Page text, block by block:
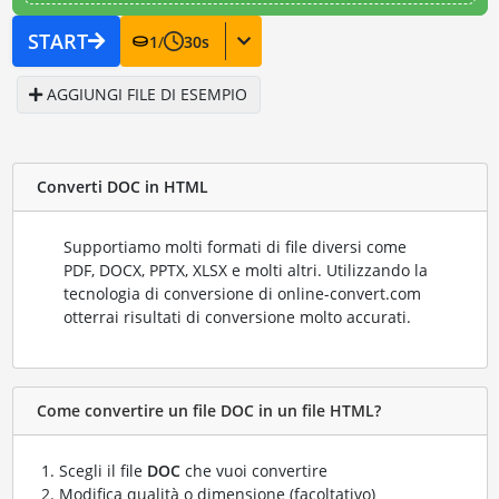
START 1/ 30s
AGGIUNGI FILE DI ESEMPIO
Converti DOC in HTML
Supportiamo molti formati di file diversi come
PDF, DOCX, PPTX, XLSX e molti altri. Utilizzando la
tecnologia di conversione di online-convert.com
otterrai risultati di conversione molto accurati.
Come convertire un file DOC in un file HTML?
Scegli il file DOCche vuoi convertire
Modifica qualità o dimensione (facoltativo)